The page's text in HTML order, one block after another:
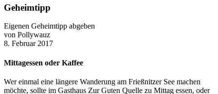
Geheimtipp
Eigenen Geheimtipp abgeben
von Pollywauz
8. Februar 2017
Mittagessen oder Kaffee
Wer einmal eine längere Wanderung am Frießnitzer See machen
möchte, sollte im Gasthaus Zur Guten Quelle zu Mittag essen, oder